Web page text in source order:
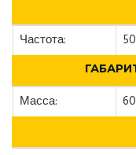
Частота:
Масса: